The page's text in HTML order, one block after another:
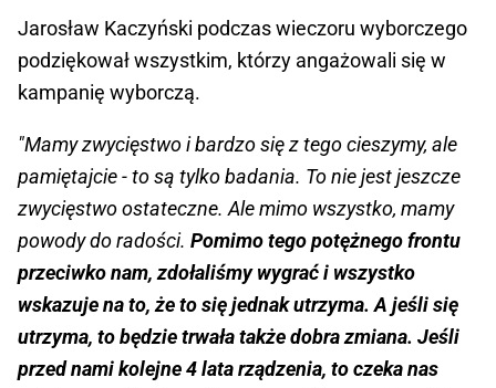
Jarosław Kaczyński podczas wieczoru wyborczego
podziękował wszystkim, którzy angażowali się w
kampanię wyborczą.
"Mamy zwycięstwo i bardzo się z tego cieszymy, ale
pamiętajcie - to są tylko badania. To nie jest jeszcze
zwycięstwo ostateczne. Ale mimo wszystko, mamy
powody do radości. Pomimo tego potężnego frontu
przeciwko nam, zdołaliśmy wygrać i wszystko
wskazuje na to, że to się jednak utrzyma. A jeśli się
utrzyma, to będzie trwała także dobra zmiana. Jeśli
przed nami kolejne 4 lata rządzenia, to czeka nas